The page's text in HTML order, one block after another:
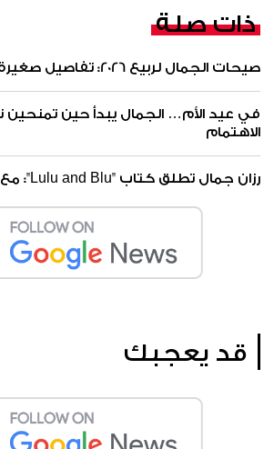
ذات صلة
صيحات الجمال لربيع 2026: تفاصيل صغيرة تصنع إشراقتك
في عيد الأم… الجمال يبدأ حين
الاهتمام
رزان جمال تطلق كتاب "Lulu and Blu": مع مدرسة إيستوود
قد يعجبك